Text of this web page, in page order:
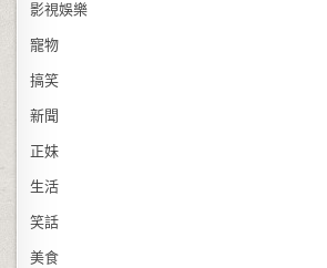
影視娛樂
寵物
搞笑
新聞
正妹
生活
笑話
美食